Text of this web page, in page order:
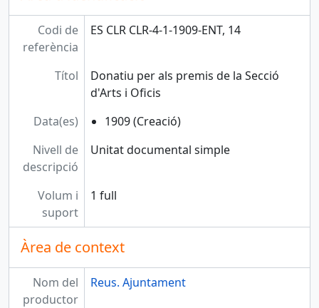
Codi de
referència
ES CLR CLR-4-1-1909-ENT, 14
Títol
Donatiu per als premis de la Secció
d'Arts i Oficis
Data(es)
1909 (Creació)
Nivell de
descripció
Unitat documental simple
Volum i
suport
1 full
Àrea de context
Nom del
productor
Reus. Ajuntament